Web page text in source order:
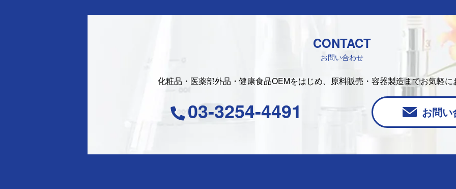
CONTACT
お問い合わせ
化粧品・医薬部外品・健康食品OEMをはじめ、 原料販売・容器製造までお気軽に
03-3254-4491 お問い